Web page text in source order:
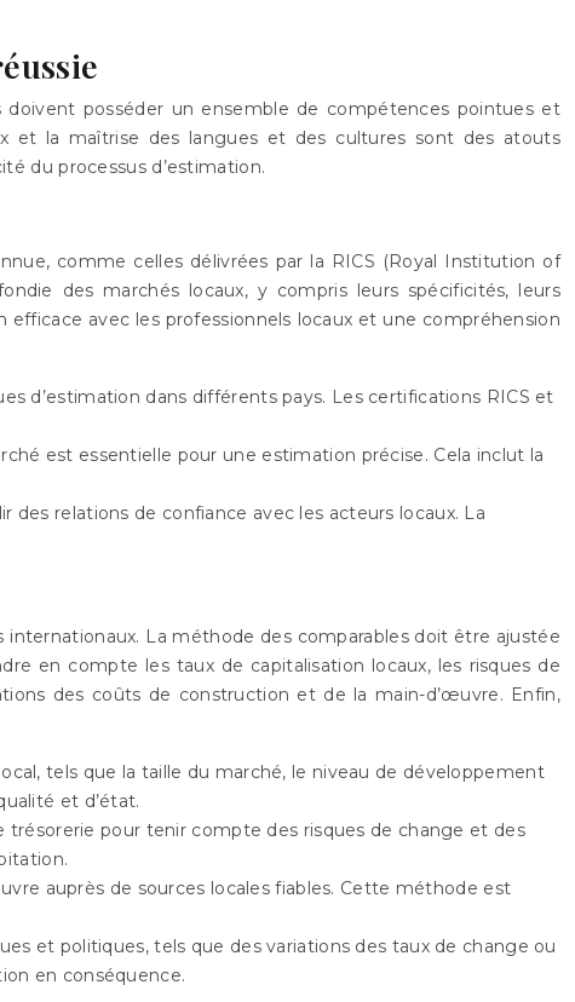
doivent posséder un ensemble de compétences pointues et
et la maîtrise des langues et des cultures sont des atouts
du processus d’estimation.
comme celles délivrées par la RICS (Royal Institution of
des marchés locaux, y compris leurs spécificités, leurs
avec les professionnels locaux et une compréhension
d’estimation dans différents pays. Les certifications RICS et
est essentielle pour une estimation précise. Cela inclut la
relations de confiance avec les acteurs locaux. La
La méthode des comparables doit être ajustée
en compte les taux de capitalisation locaux, les risques de
des coûts de construction et de la main-d’œuvre. Enfin,
tels que la taille du marché, le niveau de développement
et d’état.
pour tenir compte des risques de change et des
auprès de sources locales fiables. Cette méthode est
et politiques, tels que des variations des taux de change ou
en conséquence.